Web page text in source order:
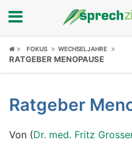
Fokus
Symptome
Untersuchungen
FOKUS WECHSELJAHRE
RATGEBER MENOPAUSE
Ratgeber
Von (Dr. med. Fritz